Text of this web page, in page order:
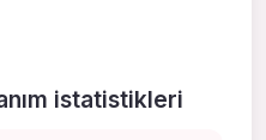
istatistikleri